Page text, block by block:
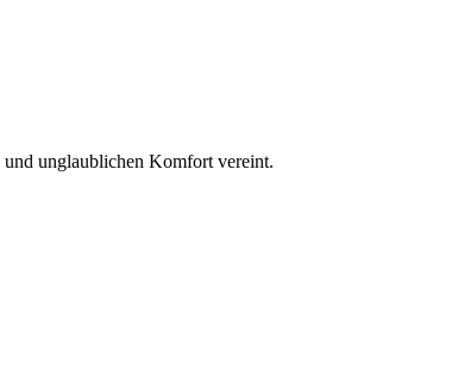
unglaublichen Komfort vereint.